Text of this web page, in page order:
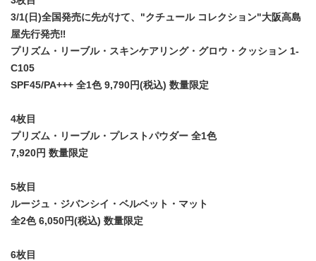
3/1(日)全国発売に先がけて、"クチュール コレクション"大阪高島
屋先行発売‼️
プリズム・リーブル・スキンケアリング・グロウ・クッション 1-
C105
SPF45/PA+++ 全1色 9,790円(税込) 数量限定
4枚目
プリズム・リーブル・プレストパウダー 全1色
7,920円 数量限定
5枚目
ルージュ・ジバンシイ・ベルベット・マット
全2色 6,050円(税込) 数量限定
6枚目